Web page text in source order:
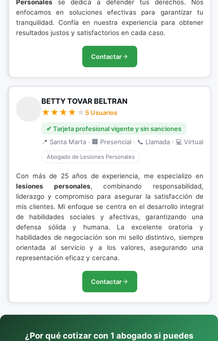
Personales se dedica a defender tus derechos. Nos
enfocamos en soluciones efectivas para garantizar tu
tranquilidad. Confía en nuestra experiencia para obtener
resultados justos y satisfactorios en cada caso.
Contactar
BETTY TOVAR BELTRAN
5 Usuarios
✔ Tarjeta profesional vigente y sin sanciones
📍 Santa Marta · 🏢 Presencial · 📞 Llamada · 💻 Virtual
Abogado de Lesiones Personales
Con más de 25 años de experiencia, me especializo en
lesiones personales, combinando responsabilidad,
liderazgo y compromiso para asegurar la satisfacción de
mis clientes. Mi enfoque se centra en el desarrollo integral
de habilidades sociales y afectivas, garantizando una
defensa sólida y humana. La excelente oratoria y
habilidades de negociación son mi sello distintivo, siempre
orientada al servicio y a los valores, asegurando una
representación eficaz y cercana.
Contactar
¿Por qué cotizar con 1 abogado si puedes